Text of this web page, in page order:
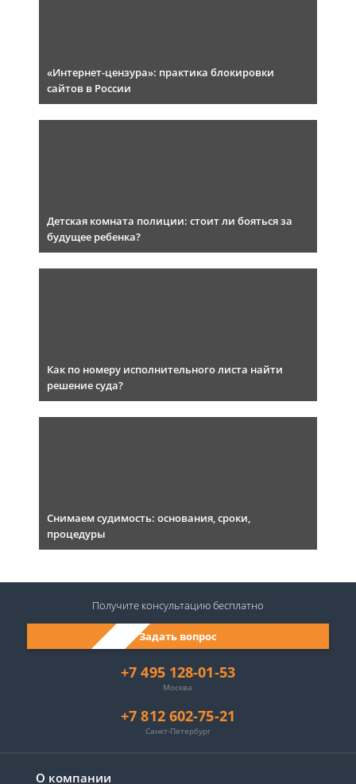
«Интернет-цензура»: практика блокировки
сайтов в России
Детская комната полиции: стоит ли бояться за
будущее ребенка?
Как по номеру исполнительного листа найти
решение суда?
Снимаем судимость: основания, сроки,
процедуры
О компании
+7 495 128-01-53
Москва
+7 812 602-75-21
Санкт-Петербург
Задать вопрос
Получите консультациюбесплатно